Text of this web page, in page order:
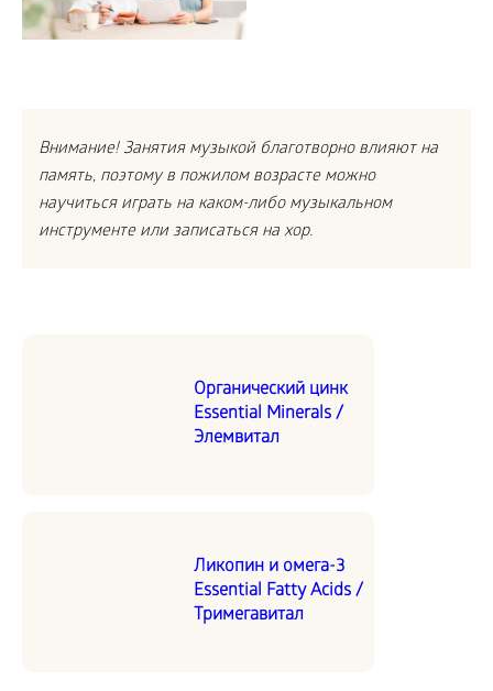
Внимание! Занятия музыкой благотворно влияют на
память, поэтому в пожилом возрасте можно
научиться играть на каком-либо музыкальном
инструменте или записаться на хор.
Органический цинк
Essential Minerals /
Элемвитал
Ликопин и омега-3
Essential Fatty Acids /
Тримегавитал